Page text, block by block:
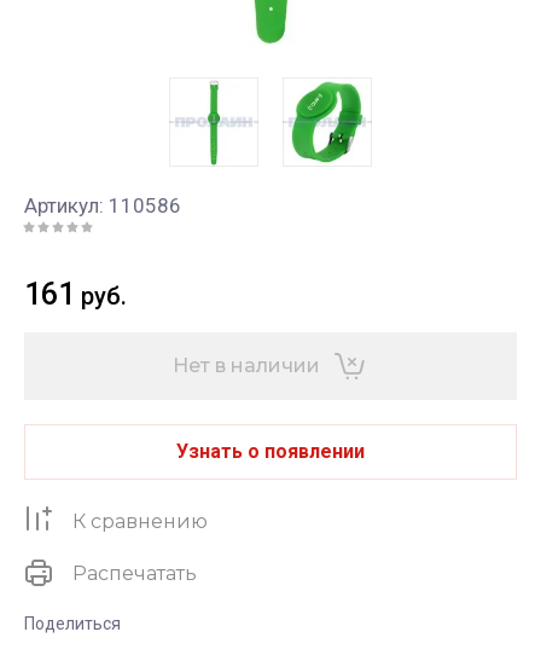
Артикул: 110586
161 руб.
Нет в наличии
Узнать о появлении
К сравнению
Поделиться
Распечатать